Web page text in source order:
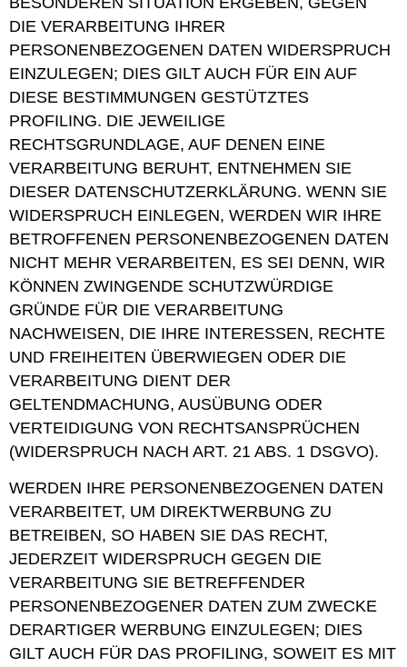
DIE VERARBEITUNG IHRER
PERSONENBEZOGENEN DATEN WIDERSPRUCH
EINZULEGEN; DIES GILT AUCH FÜR EIN AUF
DIESE BESTIMMUNGEN GESTÜTZTES
PROFILING. DIE JEWEILIGE
RECHTSGRUNDLAGE, AUF DENEN EINE
VERARBEITUNG BERUHT, ENTNEHMEN SIE
DIESER DATENSCHUTZERKLÄRUNG. WENN SIE
WIDERSPRUCH EINLEGEN, WERDEN WIR IHRE
BETROFFENEN PERSONENBEZOGENEN DATEN
NICHT MEHR VERARBEITEN, ES SEI DENN, WIR
KÖNNEN ZWINGENDE SCHUTZWÜRDIGE
GRÜNDE FÜR DIE VERARBEITUNG
NACHWEISEN, DIE IHRE INTERESSEN, RECHTE
UND FREIHEITEN ÜBERWIEGEN ODER DIE
VERARBEITUNG DIENT DER
GELTENDMACHUNG, AUSÜBUNG ODER
VERTEIDIGUNG VON RECHTSANSPRÜCHEN
(WIDERSPRUCH NACH ART. 21 ABS. 1 DSGVO).
WERDEN IHRE PERSONENBEZOGENEN DATEN
VERARBEITET, UM DIREKTWERBUNG ZU
BETREIBEN, SO HABEN SIE DAS RECHT,
JEDERZEIT WIDERSPRUCH GEGEN DIE
VERARBEITUNG SIE BETREFFENDER
PERSONENBEZOGENER DATEN ZUM ZWECKE
DERARTIGER WERBUNG EINZULEGEN; DIES
GILT AUCH FÜR DAS PROFILING, SOWEIT ES MIT